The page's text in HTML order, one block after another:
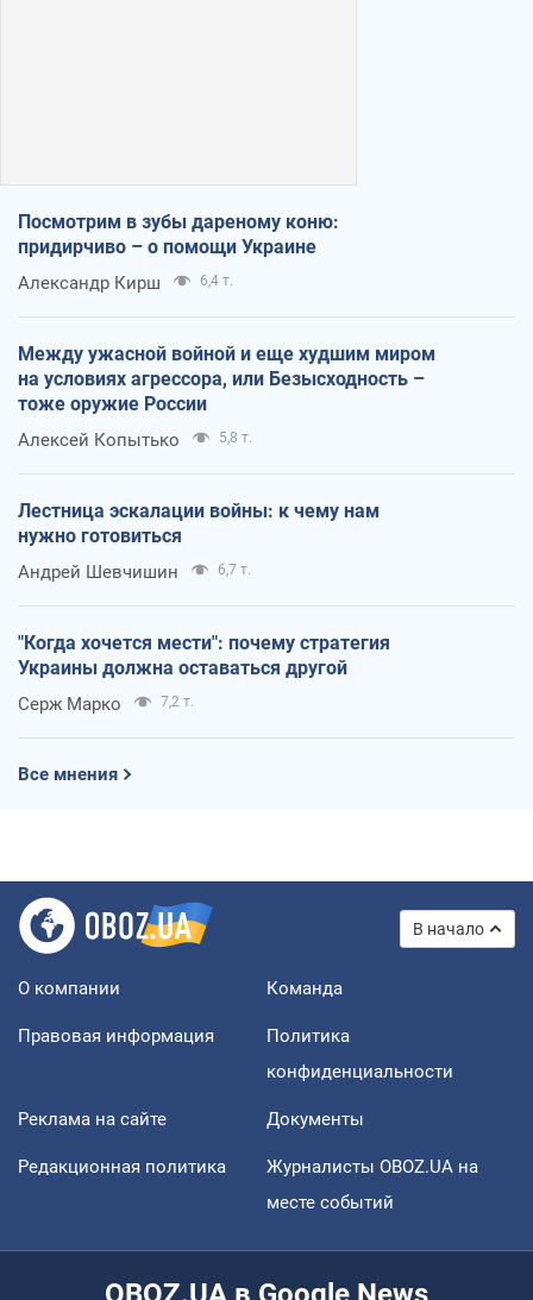
Посмотрим в зубы дареному коню:
придирчиво – о помощи Украине
Александр Кирш 6,4 т.
Между ужасной войной и еще худшим миром
на условиях агрессора, или Безысходность –
тоже оружие России
Алексей Копытько 5,8 т.
Лестница эскалации войны: к чему нам
нужно готовиться
Андрей Шевчишин 6,7 т.
"Когда хочется мести": почему стратегия
Украины должна оставаться другой
Серж Марко 7,2 т.
Все мнения
В начало
О компании Команда
Правовая информация
Политика
конфиденциальности
Реклама на сайте Документы
Редакционная политика
Журналисты OBOZ.UA на
месте событий